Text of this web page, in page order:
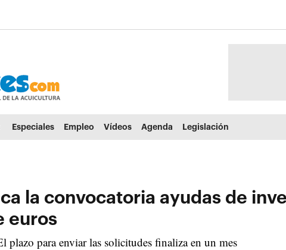
Especiales Empleo Vídeos Agenda Legislación
la convocatoria ayudas de
euros
plazo para enviar las solicitudes finaliza en un mes